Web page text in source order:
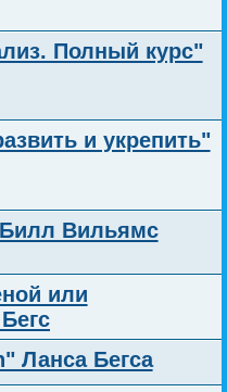
Полный курс"
и укрепить"
Вильямс
или
Ланса Бегса